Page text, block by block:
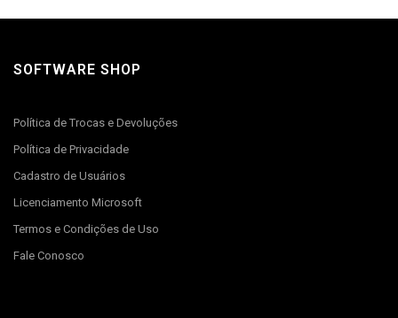
SOFTWARE SHOP
Política de Trocas e Devoluções
Política de Privacidade
Cadastro de Usuários
Licenciamento Microsoft
Termos e Condições de Uso
Fale Conosco